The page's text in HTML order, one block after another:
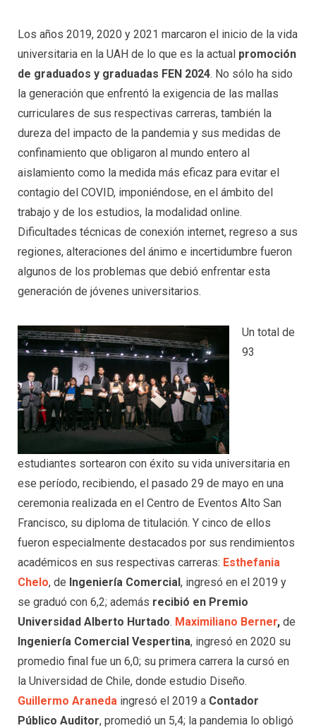
Los años 2019, 2020 y 2021 marcaron el inicio de la vida
universitaria en la UAH de lo que es la actual promoción
de graduados y graduadas FEN 2024. No sólo ha sido
la generación que enfrentó la exigencia de las mallas
curriculares de sus respectivas carreras, también la
dureza del impacto de la pandemia y sus medidas de
confinamiento que obligaron al mundo entero al
aislamiento como la medida más eficaz para evitar el
contagio del COVID, imponiéndose, en el ámbito del
trabajo y de los estudios, la modalidad online.
Dificultades técnicas de conexión internet, regreso a sus
regiones, alteraciones del ánimo e incertidumbre fueron
algunos de los problemas que debió enfrentar esta
generación de jóvenes universitarios.
Un total de
93
estudiantes sortearon con éxito su vida universitaria en
ese período, recibiendo, el pasado 29 de mayo en una
ceremonia realizada en el Centro de Eventos Alto San
Francisco, su diploma de titulación. Y cinco de ellos
fueron especialmente destacados por sus rendimientos
académicos en sus respectivas carreras: Esthefania
Chelo, de Ingeniería Comercial, ingresó en el 2019 y
se graduó con 6,2; además recibió en Premio
Universidad Alberto Hurtado. Maximiliano Berner, de
Ingeniería Comercial Vespertina, ingresó en 2020 su
promedio final fue un 6,0; su primera carrera la cursó en
la Universidad de Chile, donde estudio Diseño.
Guillermo Araneda ingresó el 2019 a Contador
Público Auditor, promedió un 5,4; la pandemia lo obligó